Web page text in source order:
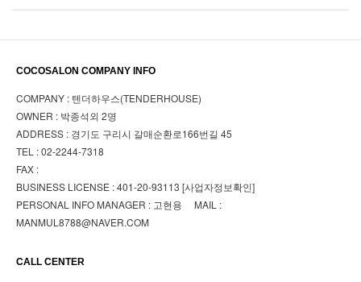
COCOSALON COMPANY INFO
COMPANY : 텐더하우스(TENDERHOUSE)
OWNER : 박종석외 2명
ADDRESS : 경기도 구리시 갈매순환로166번길 45
TEL : 02-2244-7318
FAX :
BUSINESS LICENSE : 401-20-93113 [사업자정보확인]
PERSONAL INFO MANAGER : 고현용 MAIL :
MANMUL8788@NAVER.COM
CALL CENTER